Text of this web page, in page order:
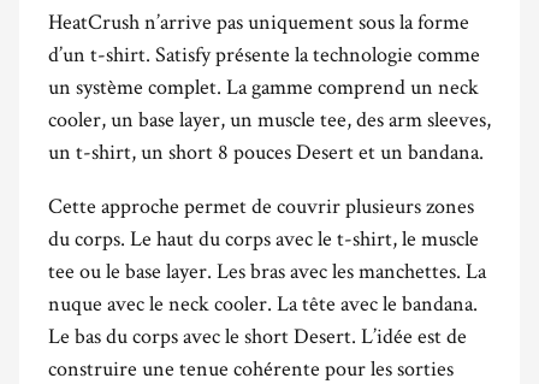
HeatCrush n’arrive pas uniquement sous la forme
d’un t-shirt. Satisfy présente la technologie comme
un système complet. La gamme comprend un neck
cooler, un base layer, un muscle tee, des arm sleeves,
un t-shirt, un short 8 pouces Desert et un bandana.
Cette approche permet de couvrir plusieurs zones
du corps. Le haut du corps avec le t-shirt, le muscle
tee ou le base layer. Les bras avec les manchettes. La
nuque avec le neck cooler. La tête avec le bandana.
Le bas du corps avec le short Desert. L’idée est de
construire une tenue cohérente pour les sorties